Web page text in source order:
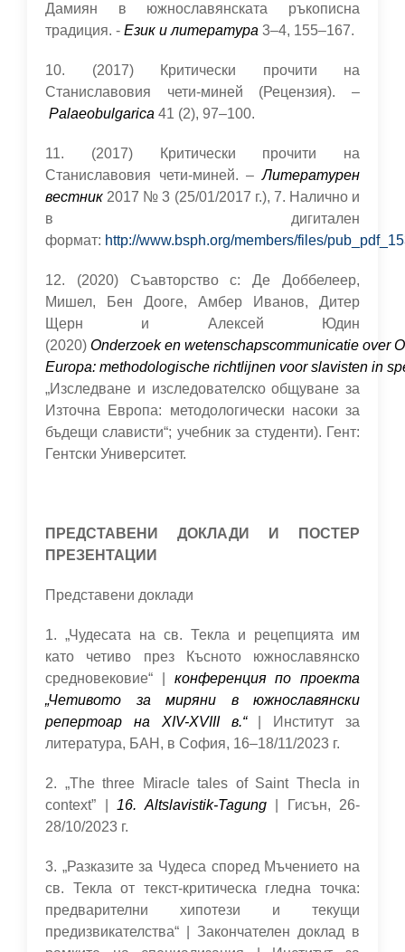
Дамиян в южнославянската ръкописна
традиция. - Език и литература 3–4, 155–167.
10. (2017) Критически прочити на
Станиславовия чети-миней (Рецензия). –
Palaeobulgarica 41 (2), 97–100.
11. (2017) Критически прочити на
Станиславовия чети-миней. – Литературен
вестник 2017 № 3 (25/01/2017 г.), 7. Налично и
в дигитален
формат: http://www.bsph.org/members/files/
12. (2020) Съавторство с: Де Доббелеер,
Мишел, Бен Дооге, Амбер Иванов, Дитер
Щерн и Aлексей Юдин
(2020) Onderzoek en wetenschapscommunicatie over
Europa: methodologische richtlijnen voor slavisten in
„Изследване и изследователско общуване за
Източна Европа: методологически насоки за
бъдещи слависти“; учебник за студенти). Гент:
Гентски Университет.
ПРЕДСТАВЕНИ ДОКЛАДИ И ПОСТЕР
ПРЕЗЕНТАЦИИ
Представени доклади
1. „Чудесата на св. Текла и рецепцията им
като четиво през Късното южнославянско
средновековие“ | конференция по проекта
„Четивото за миряни в южнославянски
репертоар на XIV-XVIII в.“| Институт за
литература, БАН, в София, 16–18/11/2023 г.
2. „The three Miracle tales of Saint Thecla in
context” | 16. Altslavistik-Tagung
| Гисън, 26-
28/10/2023 г.
3. „Разказите за Чудеса според Мъчението на
св. Текла от текст-критическа гледна точка:
предварителни хипотези и текущи
предизвикателства“ | Закончателен доклад в